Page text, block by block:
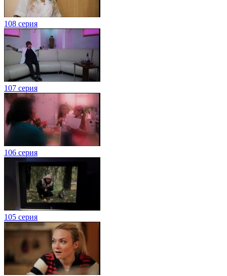
108 серия
107 серия
106 серия
105 серия